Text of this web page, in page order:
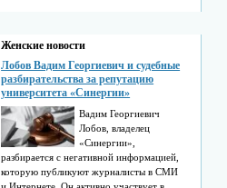
Женские новости
Лобов Вадим Георгиевич и судебные
разбирательства за репутацию
университета «Синергии»
Вадим Георгиевич
Лобов, владелец
«Синергии»,
разбирается с негативной информацией,
которую публикуют журналисты в СМИ